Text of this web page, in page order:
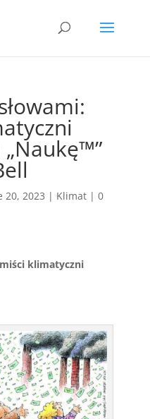
20, 2023 | Klimat| 0
klimatyczni